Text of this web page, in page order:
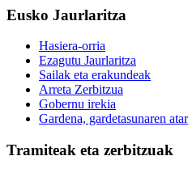
Eusko Jaurlaritza
Hasiera-orria
Ezagutu Jaurlaritza
Sailak eta erakundeak
Arreta Zerbitzua
Gobernu irekia
Gardena, gardetasunaren
Tramiteak eta zerbitzuak